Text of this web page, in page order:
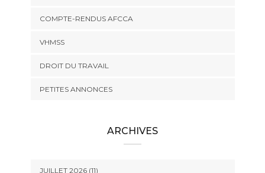
COMPTE-RENDUS AFCCA
VHMSS
DROIT DU TRAVAIL
PETITES ANNONCES
ARCHIVES
JUILLET 2026 (11)